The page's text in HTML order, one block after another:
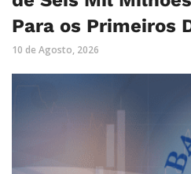
Para os Primeiros
10 de Agosto, 2026